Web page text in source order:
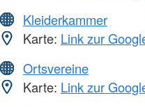
Kleiderkammer
Karte: Link zur
Ortsvereine
Karte: Link zur